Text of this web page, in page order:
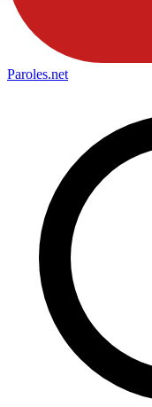
Paroles.net